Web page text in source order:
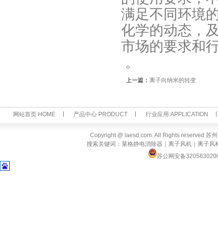
满足不同环境
化学的动态，
市场的要求和
。
上一篇： 离子向纳米的转变
网站首页 HOME 产品中心 PRODUCT 行业应用 APPLICATION
Copyright @ laesd.com. All Rights reserved 苏
搜索关键词：莱格静电消除器｜离子风机｜离子
苏公网安备